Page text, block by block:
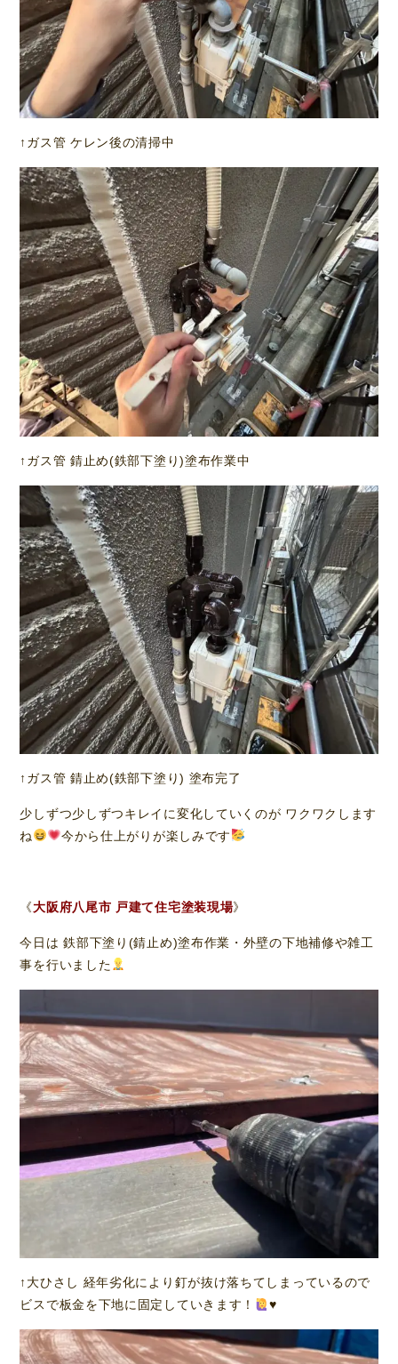
↑ガス管 ケレン後の清掃中
↑ガス管 錆止め(鉄部下塗り)塗布作業中
↑ガス管 錆止め(鉄部下塗り) 塗布完了
少しずつ少しずつキレイに変化していくのが ワクワクします
ね
今から仕上がりが楽しみです
《大阪府八尾市 戸建て住宅塗装現場》
今日は 鉄部下塗り(錆止め)塗布作業・外壁の下地補修や雑工
事を行いました
↑大ひさし 経年劣化により釘が抜け落ちてしまっているので
ビスで板金を下地に固定していきます！
♥️